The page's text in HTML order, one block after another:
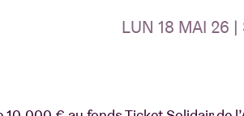
LUN 18 MAI 26